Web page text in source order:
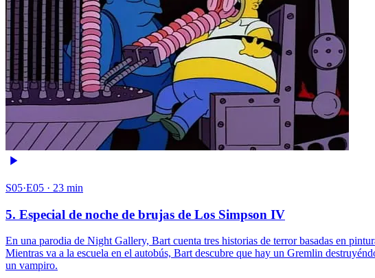
S05·E05 · 23 min
5. Especial de noche de brujas de Los Simpson IV
En una parodia de Night Gallery, Bart cuenta tres historias de terror basadas en
Mientras va a la escuela en el autobús, Bart descubre que hay un Gremlin
un vampiro.